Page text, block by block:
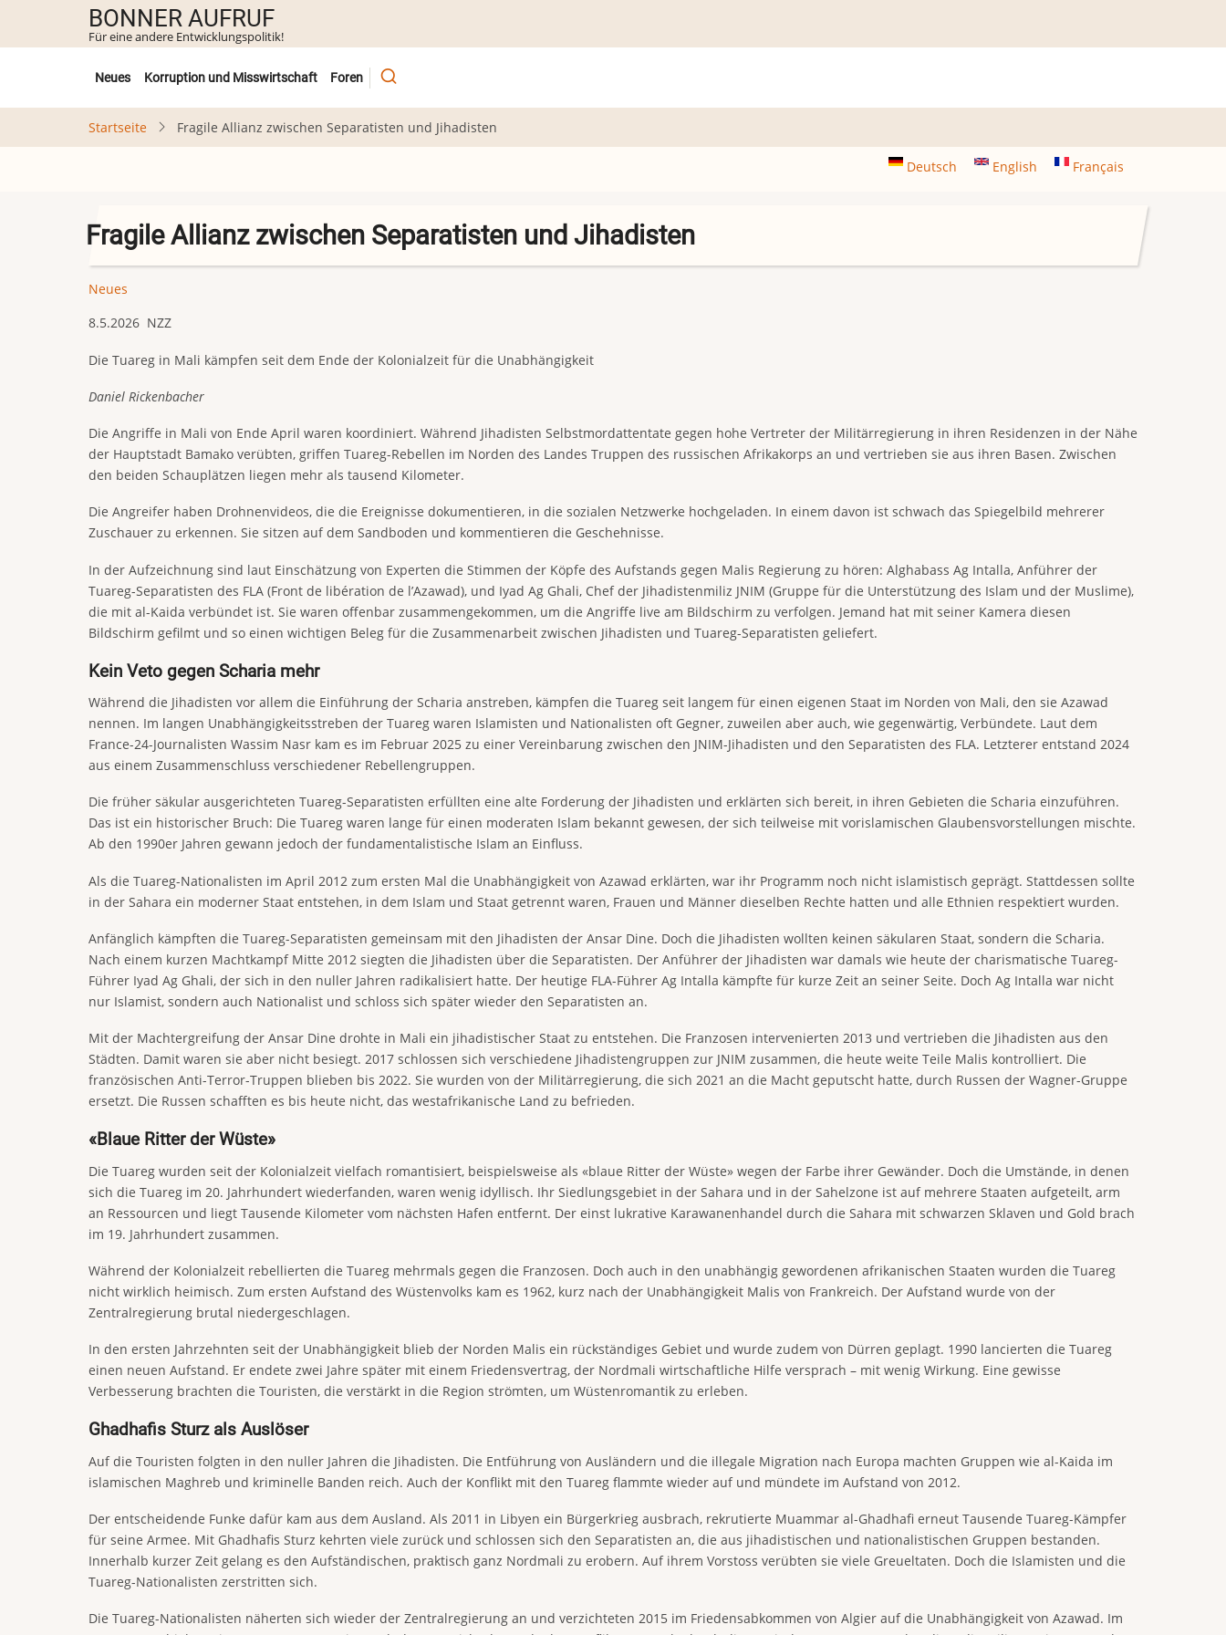
Inhalt
BONNER AUFRUF
Für eine andere Entwicklungspolitik!
Untermenü
Neues Korruption und Misswirtschaft Foren
Startseite Fragile Allianz zwischen Separatisten und Jihadisten
Deutsch English Français
Fragile Allianz zwischen Separatisten und Jihadisten
Neues
8.5.2026 NZZ
Die Tuareg in Mali kämpfen seit dem Ende der Kolonialzeit für die Unabhängigkeit
Daniel Rickenbacher
Die Angriffe in Mali von Ende April waren koordiniert. Während Jihadisten Selbstmordattentate gegen hohe Vertreter der Militärregierung in ihren Residenzen in der Nähe
der Hauptstadt Bamako verübten, griffen Tuareg-Rebellen im Norden des Landes Truppen des russischen Afrikakorps an und vertrieben sie aus ihren Basen. Zwischen
den beiden Schauplätzen liegen mehr als tausend Kilometer.
Die Angreifer haben Drohnenvideos, die die Ereignisse dokumentieren, in die sozialen Netzwerke hochgeladen. In einem davon ist schwach das Spiegelbild mehrerer
Zuschauer zu erkennen. Sie sitzen auf dem Sandboden und kommentieren die Geschehnisse.
In der Aufzeichnung sind laut Einschätzung von Experten die Stimmen der Köpfe des Aufstands gegen Malis Regierung zu hören: Alghabass Ag Intalla, Anführer der
Tuareg-Separatisten des FLA (Front de libération de l’Azawad), und Iyad Ag Ghali, Chef der Jihadistenmiliz JNIM (Gruppe für die Unterstützung des Islam und der Muslime),
die mit al-Kaida verbündet ist. Sie waren offenbar zusammengekommen, um die Angriffe live am Bildschirm zu verfolgen. Jemand hat mit seiner Kamera diesen
Bildschirm gefilmt und so einen wichtigen Beleg für die Zusammenarbeit zwischen Jihadisten und Tuareg-Separatisten geliefert.
Kein Veto gegen Scharia mehr
Während die Jihadisten vor allem die Einführung der Scharia anstreben, kämpfen die Tuareg seit langem für einen eigenen Staat im Norden von Mali, den sie Azawad
nennen. Im langen Unabhängigkeitsstreben der Tuareg waren Islamisten und Nationalisten oft Gegner, zuweilen aber auch, wie gegenwärtig, Verbündete. Laut dem
France-24-Journalisten Wassim Nasr kam es im Februar 2025 zu einer Vereinbarung zwischen den JNIM-Jihadisten und den Separatisten des FLA. Letzterer entstand 2024
aus einem Zusammenschluss verschiedener Rebellengruppen.
Die früher säkular ausgerichteten Tuareg-Separatisten erfüllten eine alte Forderung der Jihadisten und erklärten sich bereit, in ihren Gebieten die Scharia einzuführen.
Das ist ein historischer Bruch: Die Tuareg waren lange für einen moderaten Islam bekannt gewesen, der sich teilweise mit vorislamischen Glaubensvorstellungen mischte.
Ab den 1990er Jahren gewann jedoch der fundamentalistische Islam an Einfluss.
Als die Tuareg-Nationalisten im April 2012 zum ersten Mal die Unabhängigkeit von Azawad erklärten, war ihr Programm noch nicht islamistisch geprägt. Stattdessen sollte
in der Sahara ein moderner Staat entstehen, in dem Islam und Staat getrennt waren, Frauen und Männer dieselben Rechte hatten und alle Ethnien respektiert wurden.
Anfänglich kämpften die Tuareg-Separatisten gemeinsam mit den Jihadisten der Ansar Dine. Doch die Jihadisten wollten keinen säkularen Staat, sondern die Scharia.
Nach einem kurzen Machtkampf Mitte 2012 siegten die Jihadisten über die Separatisten. Der Anführer der Jihadisten war damals wie heute der charismatische Tuareg-
Führer Iyad Ag Ghali, der sich in den nuller Jahren radikalisiert hatte. Der heutige FLA-Führer Ag Intalla kämpfte für kurze Zeit an seiner Seite. Doch Ag Intalla war nicht
nur Islamist, sondern auch Nationalist und schloss sich später wieder den Separatisten an.
Mit der Machtergreifung der Ansar Dine drohte in Mali ein jihadistischer Staat zu entstehen. Die Franzosen intervenierten 2013 und vertrieben die Jihadisten aus den
Städten. Damit waren sie aber nicht besiegt. 2017 schlossen sich verschiedene Jihadistengruppen zur JNIM zusammen, die heute weite Teile Malis kontrolliert. Die
französischen Anti-Terror-Truppen blieben bis 2022. Sie wurden von der Militärregierung, die sich 2021 an die Macht geputscht hatte, durch Russen der Wagner-Gruppe
ersetzt. Die Russen schafften es bis heute nicht, das westafrikanische Land zu befrieden.
«Blaue Ritter der Wüste»
Die Tuareg wurden seit der Kolonialzeit vielfach romantisiert, beispielsweise als «blaue Ritter der Wüste» wegen der Farbe ihrer Gewänder. Doch die Umstände, in denen
sich die Tuareg im 20. Jahrhundert wiederfanden, waren wenig idyllisch. Ihr Siedlungsgebiet in der Sahara und in der Sahelzone ist auf mehrere Staaten aufgeteilt, arm
an Ressourcen und liegt Tausende Kilometer vom nächsten Hafen entfernt. Der einst lukrative Karawanenhandel durch die Sahara mit schwarzen Sklaven und Gold brach
im 19. Jahrhundert zusammen.
Während der Kolonialzeit rebellierten die Tuareg mehrmals gegen die Franzosen. Doch auch in den unabhängig gewordenen afrikanischen Staaten wurden die Tuareg
nicht wirklich heimisch. Zum ersten Aufstand des Wüstenvolks kam es 1962, kurz nach der Unabhängigkeit Malis von Frankreich. Der Aufstand wurde von der
Zentralregierung brutal niedergeschlagen.
In den ersten Jahrzehnten seit der Unabhängigkeit blieb der Norden Malis ein rückständiges Gebiet und wurde zudem von Dürren geplagt. 1990 lancierten die Tuareg
einen neuen Aufstand. Er endete zwei Jahre später mit einem Friedensvertrag, der Nordmali wirtschaftliche Hilfe versprach – mit wenig Wirkung. Eine gewisse
Verbesserung brachten die Touristen, die verstärkt in die Region strömten, um Wüstenromantik zu erleben.
Ghadhafis Sturz als Auslöser
Auf die Touristen folgten in den nuller Jahren die Jihadisten. Die Entführung von Ausländern und die illegale Migration nach Europa machten Gruppen wie al-Kaida im
islamischen Maghreb und kriminelle Banden reich. Auch der Konflikt mit den Tuareg flammte wieder auf und mündete im Aufstand von 2012.
Der entscheidende Funke dafür kam aus dem Ausland. Als 2011 in Libyen ein Bürgerkrieg ausbrach, rekrutierte Muammar al-Ghadhafi erneut Tausende Tuareg-Kämpfer
für seine Armee. Mit Ghadhafis Sturz kehrten viele zurück und schlossen sich den Separatisten an, die aus jihadistischen und nationalistischen Gruppen bestanden.
Innerhalb kurzer Zeit gelang es den Aufständischen, praktisch ganz Nordmali zu erobern. Auf ihrem Vorstoss verübten sie viele Greueltaten. Doch die Islamisten und die
Tuareg-Nationalisten zerstritten sich.
Die Tuareg-Nationalisten näherten sich wieder der Zentralregierung an und verzichteten 2015 im Friedensabkommen von Algier auf die Unabhängigkeit von Azawad. Im